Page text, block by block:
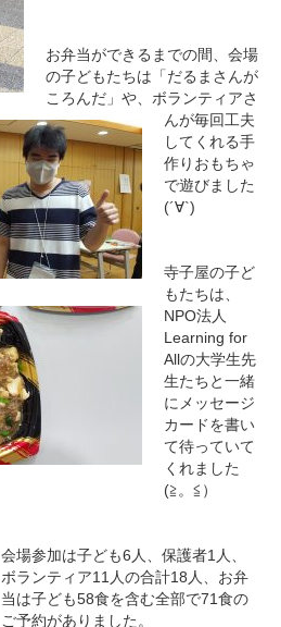
お弁当ができるまでの間、会場
の子どもたちは「だるまさんが
ころんだ」や、ボランティアさ
んが毎回工夫
してくれる手
作りおもちゃ
で遊びました
(´∀`)
寺子屋の子ど
もたちは、
NPO法人
Learning for
Allの大学生先
生たちと一緒
にメッセージ
カードを書い
て待っていて
くれました
(≧。≦）
会場参加は子ども6人、保護者1人、
ボランティア11人の合計18人、お弁
当は子ども58食を含む全部で71食の
ご予約がありました。